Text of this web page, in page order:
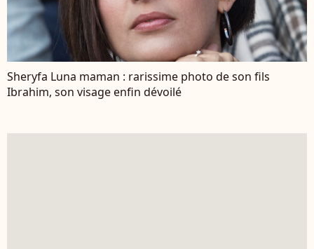
Sheryfa Luna maman : rarissime photo de son fils
Ibrahim, son visage enfin dévoilé